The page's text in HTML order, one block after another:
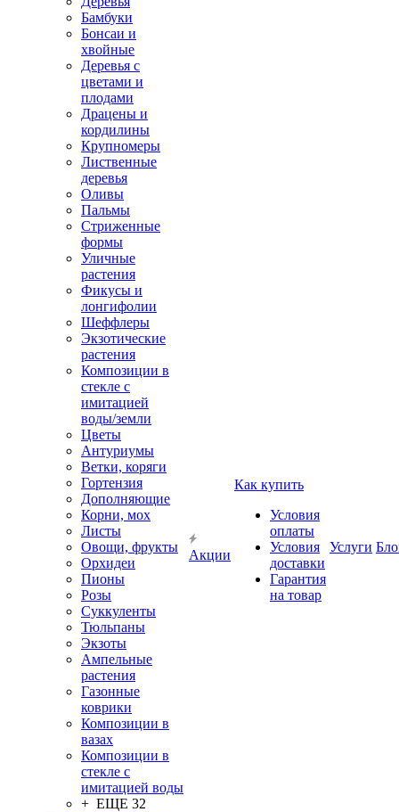
Бамбуки
Бонсаи и
хвойные
Деревья с
цветами и
плодами
Драцены и
кордилины
Крупномеры
Лиственные
деревья
Оливы
Пальмы
Стриженные
формы
Уличные
растения
Фикусы и
лонгифолии
Шеффлеры
Экзотические
растения
Композиции в
стекле с
имитацией
воды/земли
Цветы
Антуриумы
Ветки, коряги
Гортензия
Дополняющие
Корни, мох
Листы
Овощи, фрукты
Орхидеи
Пионы
Розы
Суккуленты
Тюльпаны
Экзоты
Ампельные
растения
Газонные
коврики
Композиции в
вазах
Композиции в
стекле с
имитацией воды
+ ЕЩЕ 32
Акции
Как купить
Условия
оплаты
Условия
доставки
Гарантия
на товар
Услуги